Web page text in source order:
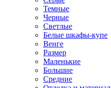
Темные
Черные
Светлые
Белые шкафы-купе
Венге
Размер
Маленькие
Большие
Средние